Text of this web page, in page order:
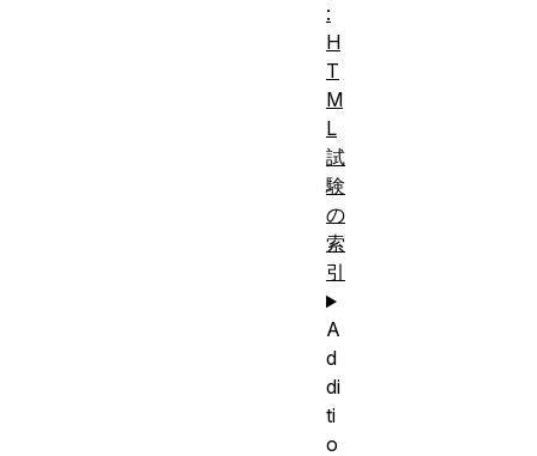
:
H
T
M
L
試
験
の
索
引
A
d
di
ti
o